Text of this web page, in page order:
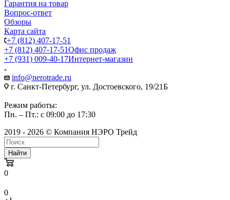
Гарантия на товар
Вопрос-ответ
Обзоры
Карта сайта
+7 (812) 407-17-51
+7 (812) 407-17-51Офис продаж
+7 (931) 009-40-17Интернет-магазин
info@nerotrade.ru
г. Санкт-Петербург, ул. Достоевского, 19/21Б
Режим работы:
Пн. – Пт.: с 09:00 до 17:30
2019 - 2026 © Компания НЭРО Трейд
Найти
0
0